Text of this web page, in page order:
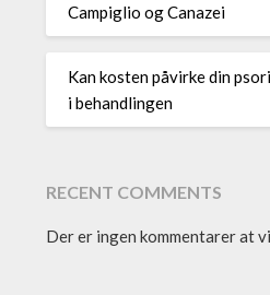
Campiglio og Canazei
Kan kosten påvirke din
i behandlingen
RECENT COMMENTS
Der er ingen kommentarer at